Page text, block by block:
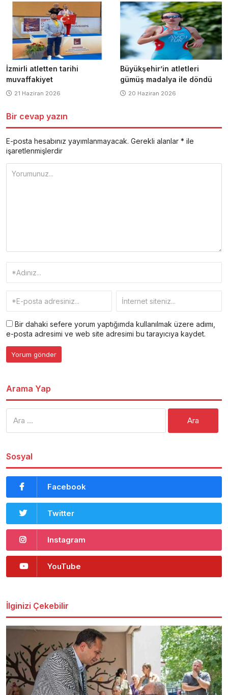
İzmirli atletten tarihi
muvaffakiyet
21 Haziran 2026
Büyükşehir’in atletleri
gümüş madalya ile döndü
20 Haziran 2026
Bir cevap yazın
E-posta hesabınız yayımlanmayacak. Gerekli alanlar * ile
işaretlenmişlerdir
Bir dahaki sefere yorum yaptığımda kullanılmak üzere adımı,
e-posta adresimi ve web site adresimi bu tarayıcıya kaydet.
Arama Yap
Sosyal
Facebook
Twitter
Instagram
YouTube
İlginizi Çekebilir